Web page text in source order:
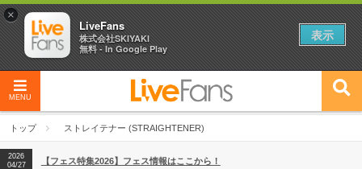
MENU
トップ ストレイテナー (STRAIGHTENER)
2026
【フェス特集2026】フェス情報はここから！
2026
【ライブ動員ランキング】2026年上半期編発表！
2026
04/27
【フェス特集2026】フェス情報はここから！
×
LiveFans
株式会社SKIYAKI
無料 - In Google Play
表示